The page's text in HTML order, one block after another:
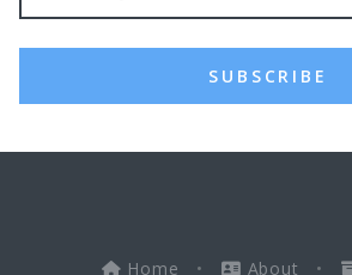
SUBSCRIBE
Home • About •